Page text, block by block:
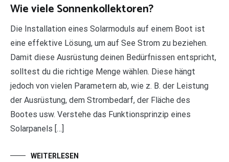
Wie viele Sonnenkollektoren?
Die Installation eines Solarmoduls auf einem Boot ist
eine effektive Lösung, um auf See Strom zu beziehen.
Damit diese Ausrüstung deinen Bedürfnissen entspricht,
solltest du die richtige Menge wählen. Diese hängt
jedoch von vielen Parametern ab, wie z. B. der Leistung
der Ausrüstung, dem Strombedarf, der Fläche des
Bootes usw. Verstehe das Funktionsprinzip eines
Solarpanels […]
WEITERLESEN